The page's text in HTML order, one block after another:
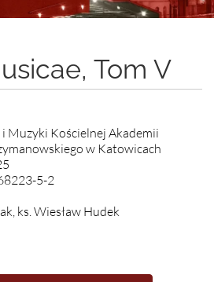
Tom V
Muzyki Kościelnej Akademii
w Katowicach
5-2
ks. Wiesław Hudek